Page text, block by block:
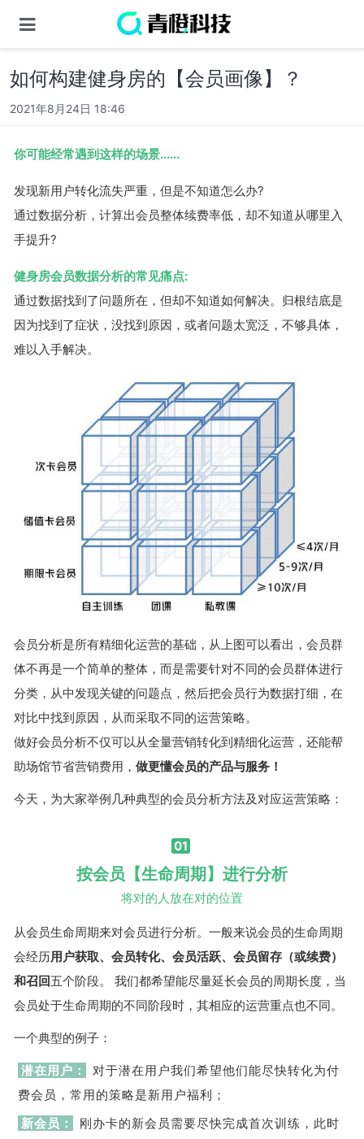
如何构建健身房的【会员画像】？
2021年8月24日 18:46
你可能经常遇到这样的场景......
发现新用户转化流失严重，但是不知道怎么办?
通过数据分析，计算出会员整体续费率低，却不知道从哪里入
手提升?
健身房会员数据分析的常见痛点:
通过数据找到了问题所在，但却不知道如何解决。归根结底是
因为找到了症状，没找到原因，或者问题太宽泛，不够具体，
难以入手解决。
会员分析是所有精细化运营的基础，从上图可以看出，会员群
体不再是一个简单的整体，而是需要针对不同的会员群体进行
分类，从中发现关键的问题点，然后把会员行为数据打细，在
对比中找到原因，从而采取不同的运营策略。
做好会员分析不仅可以从全量营销转化到精细化运营，还能帮
助场馆节省营销费用， 做更懂会员的产品与服务！
今天，为大家举例几种典型的会员分析方法及对应运营策略：
01
按会员【生命周期】进行分析
将对的人放在对的位置
从会员生命周期来对会员进行分析。一般来说会员的生命周期
会经历用户获取、会员转化、会员活跃、会员留存（或续费）
和召回五个阶段。 我们都希望能尽量延长会员的周期长度，当
会员处于生命周期的不同阶段时，其相应的运营重点也不同。
一个典型的例子：
潜在用户：
对于潜在用户我们希望他们能尽快转化为付
费会员，常用的策略是新用户福利；
新会员：
刚办卡的新会员需要尽快完成首次训练，此时